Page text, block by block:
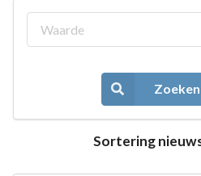
Zoeken
Sortering